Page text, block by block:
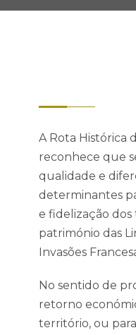
A Rota Histórica
reconhece que
qualidade e
determinantes
e fidelização dos
património das
Invasões
No sentido de
retorno
território, ou